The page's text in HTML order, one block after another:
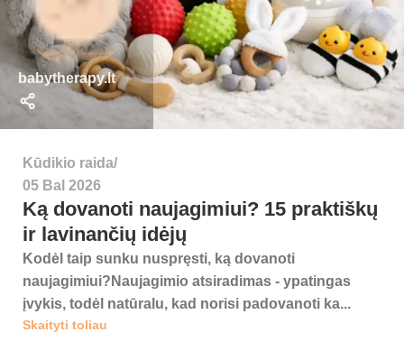
babytherapy.lt
Kūdikio raida
05 Bal 2026
Ką dovanoti naujagimiui? 15 praktiškų
ir lavinančių idėjų
Kodėl taip sunku nuspręsti, ką dovanoti
naujagimiui?Naujagimio atsiradimas - ypatingas
įvykis, todėl natūralu, kad norisi padovanoti ka...
Skaityti toliau